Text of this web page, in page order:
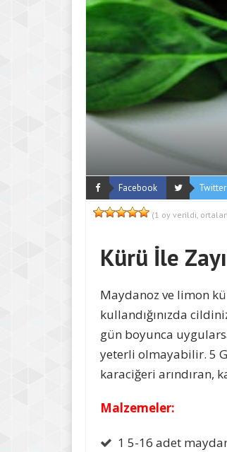
Facebook Twitter
(1 oy verildi,
Kürü İle
Maydanoz ve limon
kullandığınızda
gün boyunca
yeterli olmayabilir. 5
karaciğeri arındıran,
Malzemeler:
1 5-16 adet